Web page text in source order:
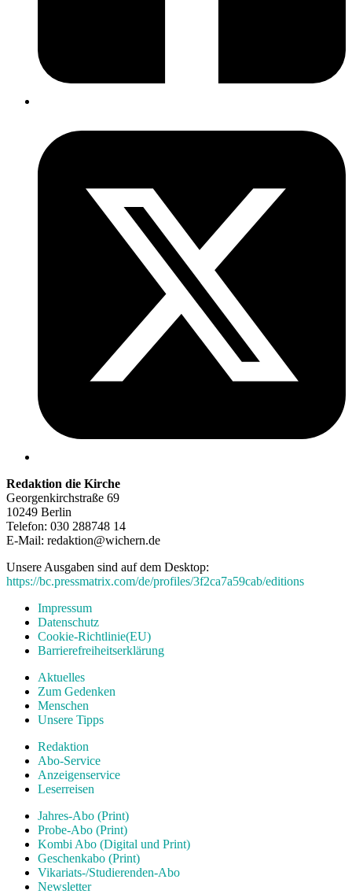
Redaktion die Kirche
Georgenkirchstraße 69
10249 Berlin
Telefon: 030 288748 14
E-Mail: redaktion@wichern.de
Unsere Ausgaben sind auf dem Desktop:
https://bc.pressmatrix.com/de/profiles/3f2ca7a59cab/editions
Impressum
Datenschutz
Cookie-Richtlinie(EU)
Barrierefreiheitserklärung
Aktuelles
Zum Gedenken
Menschen
Unsere Tipps
Redaktion
Abo-Service
Anzeigenservice
Leserreisen
Jahres-Abo (Print)
Probe-Abo (Print)
Kombi Abo (Digital und Print)
Geschenkabo (Print)
Vikariats-/Studierenden-Abo
Newsletter